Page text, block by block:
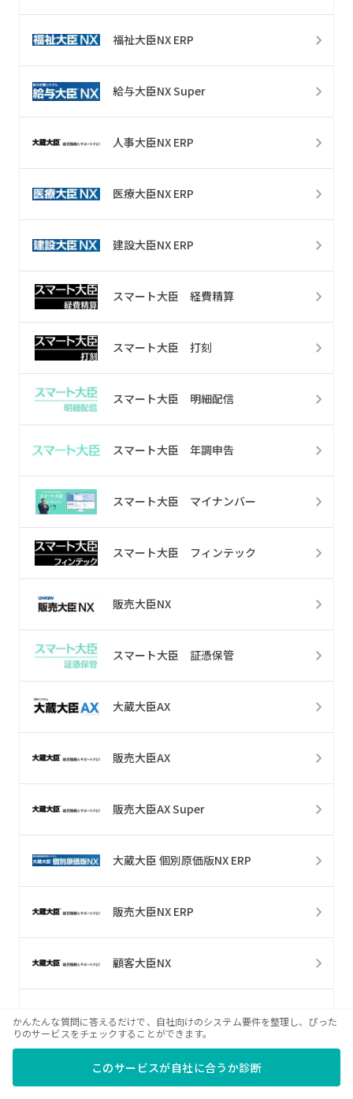
福祉大臣NX ERP
給与大臣NX Super
人事大臣NX ERP
医療大臣NX ERP
建設大臣NX ERP
スマート大臣 経費精算
スマート大臣 打刻
スマート大臣 明細配信
スマート大臣 年調申告
スマート大臣 マイナンバー
スマート大臣 フィンテック
販売大臣NX
スマート大臣 証憑保管
大蔵大臣AX
販売大臣AX
販売大臣AX Super
大蔵大臣 個別原価版NX ERP
販売大臣NX ERP
顧客大臣NX
顧客大臣NX Super
顧客大臣NX ERP
かんたんな質問に答えるだけで、自社向けのシステム要件を整理し、ぴった
りのサービスをチェックすることができます。
このサービスが自社に合うか診断